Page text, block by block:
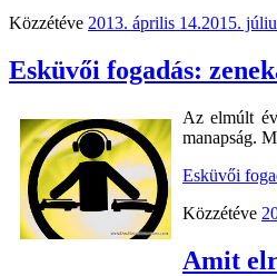
Közzétéve 2013. április 14.2015.
Esküvői fogadás:
Az elmúlt
manapság.
Esküvői
Közzétéve
Amit